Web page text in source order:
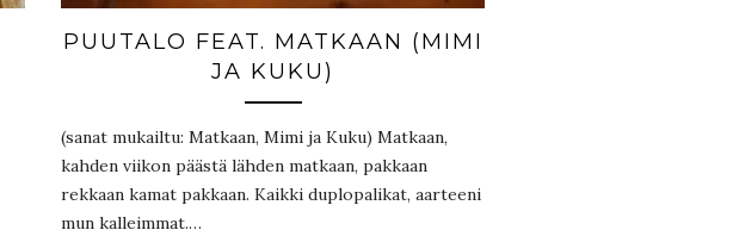
PUUTALO FEAT. MATKAAN (MIMI
JA KUKU)
(sanat mukailtu: Matkaan, Mimi ja Kuku) Matkaan,
kahden viikon päästä lähden matkaan, pakkaan
rekkaan kamat pakkaan. Kaikki duplopalikat, aarteeni
mun kalleimmat.…